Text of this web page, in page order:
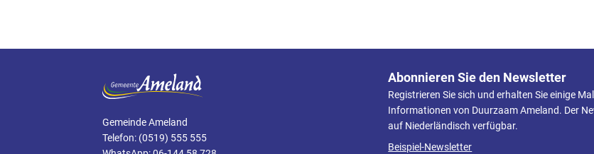
Gemeinde Ameland
Telefon: (0519) 555 555
Abonnieren Sie den Newsletter
Registrieren Sie sich und erhalten Sie einige
Informationen von Duurzaam Ameland. Der
auf Niederländisch verfügbar.
Beispiel-Newsletter